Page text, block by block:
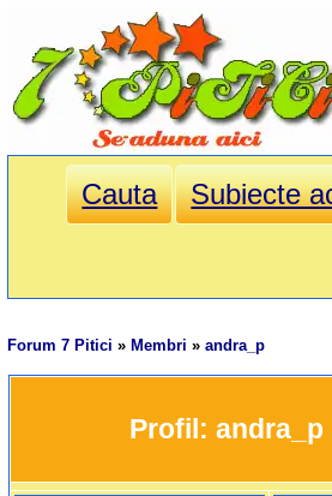
Cauta Subiecte
Forum 7 Pitici » Membri »andra_p
		Profil:
andra_p